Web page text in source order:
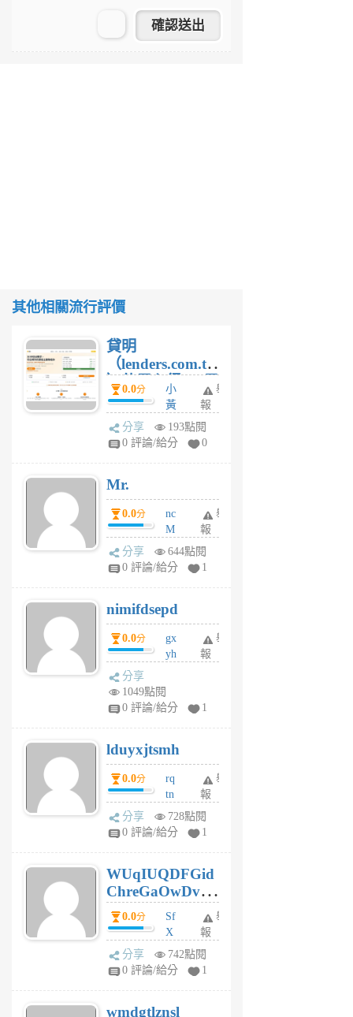
其他相關流行評價
貸明
（lenders.com.tw
）使用心得 — 民
間貸款比較平台
體驗
0.0分
小
黃
蜂
1
舉
報
分享
193點閱
0 評論/給分
0
Mr.
0.0分
nc
M
U
F
U
5
個
月
舉
報
分享
644點閱
0 評論/給分
1
nimifdsepd
0.0分
gx
yh
jl
月
前
舉
報
分享
1049點閱
0 評論/給分
1
lduyxjtsmh
0.0分
rq
tn
jt
gl
個
月
前
舉
報
分享
728點閱
0 評論/給分
1
WUqIUQDFGid
ChreGaOwDv
dY0.0分
Sf
X
Pe
Jc
R
舉
報
分享
742點閱
0 評論/給分
1
wmdgtlznsl